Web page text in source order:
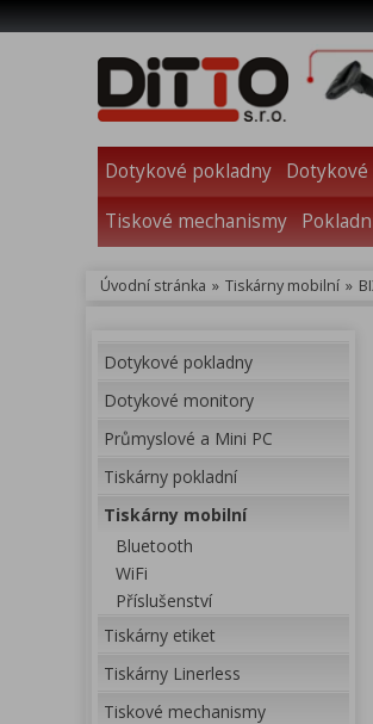
Dotykové pokladny
Tiskové mechanismy
Úvodní stránka » Tiskárny mobilní »
Dotykové pokladny
Dotykové monitory
Průmyslové a Mini PC
Tiskárny pokladní
Tiskárny mobilní
Bluetooth
WiFi
Příslušenství
Tiskárny etiket
Tiskárny Linerless
Tiskové mechanismy